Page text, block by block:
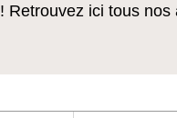
ici tous